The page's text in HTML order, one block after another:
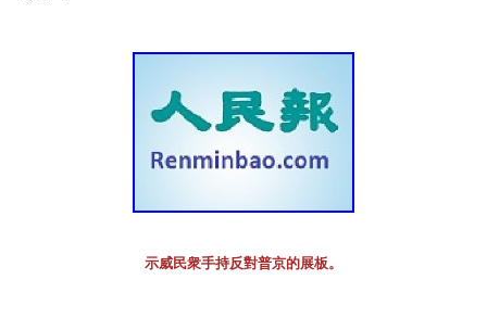
示威民衆手持反對普京的展板。